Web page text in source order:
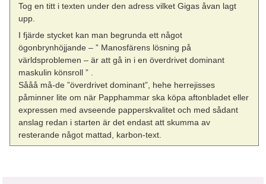
Tog en titt i texten under den adress vilket Gigas åvan lagt
upp.
I fjärde stycket kan man begrunda ett något
ögonbrynhöjjande – ” Manosfärens lösning på
världsproblemen – är att gå in i en överdrivet dominant
maskulin könsroll ” .
Sååå må-de ”överdrivet dominant”, hehe herrejisses
påminner lite om när Papphammar ska köpa aftonbladet eller
expressen med avseende papperskvalitet och med sådant
anslag redan i starten är det endast att skumma av
resterande något mattad, karbon-text.